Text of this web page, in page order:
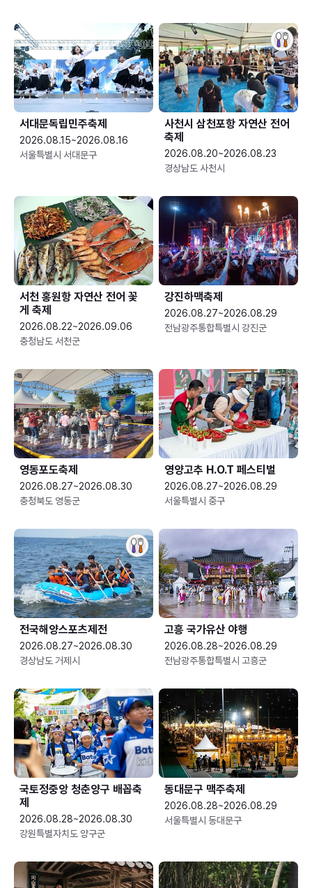
서대문독립민주축제
2026.08.15~2026.08.16
서울특별시 서대문구
사천시 삼천포항 자연산 전어
축제
2026.08.20~2026.08.23
경상남도 사천시
서천 홍원항 자연산 전어 꽃
게 축제
2026.08.22~2026.09.06
충청남도 서천군
강진하맥축제
2026.08.27~2026.08.29
전남광주통합특별시 강진군
영동포도축제
2026.08.27~2026.08.30
충청북도 영동군
영양고추 H.O.T 페스티벌
2026.08.27~2026.08.29
서울특별시 중구
전국해양스포츠제전
2026.08.27~2026.08.30
경상남도 거제시
고흥 국가유산 야행
2026.08.28~2026.08.29
전남광주통합특별시 고흥군
국토정중앙 청춘양구 배꼽축
제
2026.08.28~2026.08.30
강원특별자치도 양구군
동대문구 맥주축제
2026.08.28~2026.08.29
서울특별시 동대문구